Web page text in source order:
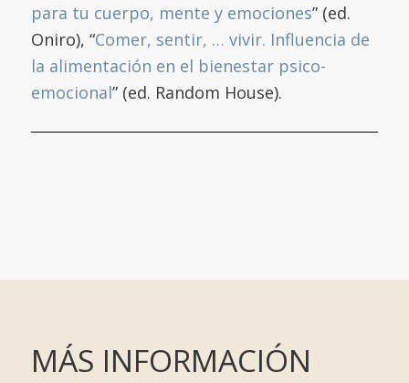
para tu cuerpo, mente y emociones” (ed.
Oniro), “Comer, sentir, … vivir. Influencia de
la alimentación en el bienestar psico-
emocional” (ed. Random House).
MÁS INFORMACIÓN